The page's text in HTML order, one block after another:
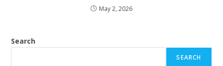
May 2, 2026
Search
SEARCH